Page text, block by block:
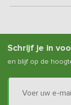
Schrijf je in
en blijf op de